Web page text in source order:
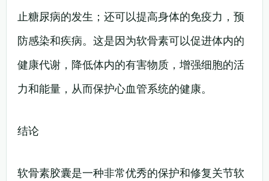
止糖尿病的发生；还可以提高身体的免疫力，预
防感染和疾病。这是因为软骨素可以促进体内的
健康代谢，降低体内的有害物质，增强细胞的活
力和能量，从而保护心血管系统的健康。
结论
软骨素胶囊是一种非常优秀的保护和修复关节软